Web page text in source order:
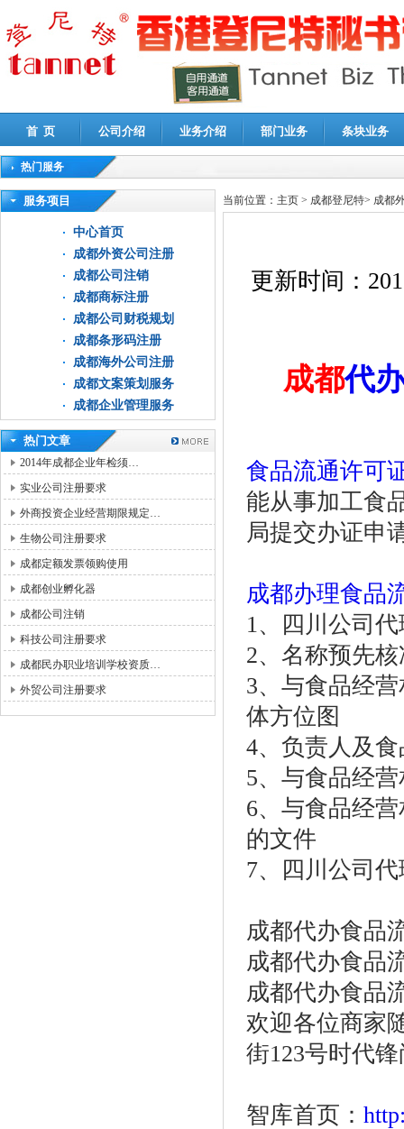
首 页 公司介绍 业务介绍 部门业务 条块业务
热门服务
高新技术企业认定审计|企业所得税汇算清缴申报鉴证
服务项目
中心首页
成都外资公司注册
成都公司注销
成都商标注册
成都公司财税规划
成都条形码注册
成都海外公司注册
成都文案策划服务
成都企业管理服务
热门文章
2014年成都企业年检须…
实业公司注册要求
外商投资企业经营期限规定…
生物公司注册要求
成都定额发票领购使用
成都创业孵化器
成都公司注销
科技公司注册要求
成都民办职业培训学校资质…
外贸公司注册要求
当前位置： 主页 > 成都登尼特> 成都
更新时间：
成都代
食品流通许可
能从事加工食
局提交办证申
成都办理食品
1、四川公司
2、名称预先
3、与食品经
体方位图
4、负责人及
5、与食品经
6、与食品经
的文件
7、四川公司
成都代办食品
成都代办食品
成都代办食品
欢迎各位商家
街123号时代锋
智库首页：